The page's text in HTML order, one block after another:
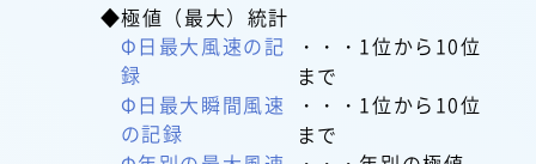
◆極値（最大）統計
Φ日最大風速の記
録
・・・1位から10位
まで
Φ日最大瞬間風速
の記録
・・・1位から10位
まで